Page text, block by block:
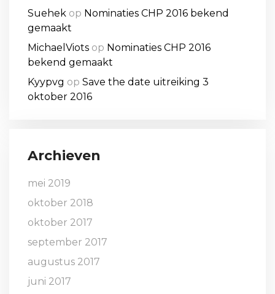
Suehek op Nominaties CHP 2016 bekend
gemaakt
MichaelViots op Nominaties CHP 2016
bekend gemaakt
Kyypvg op Save the date uitreiking 3
oktober 2016
Archieven
mei 2019
oktober 2018
oktober 2017
september 2017
augustus 2017
juni 2017